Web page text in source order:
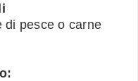
di pesce o carne